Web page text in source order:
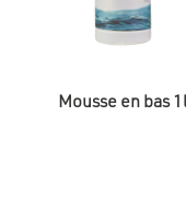
Mousse en bas